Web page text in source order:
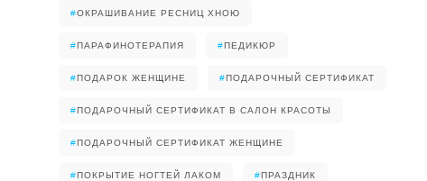
#ОКРАШИВАНИЕ РЕСНИЦ ХНОЮ
#ПАРАФИНОТЕРАПИЯ #ПЕДИКЮР
#ПОДАРОК ЖЕНЩИНЕ #ПОДАРОЧНЫЙ СЕРТИФИКАТ
#ПОДАРОЧНЫЙ СЕРТИФИКАТ В САЛОН КРАСОТЫ
#ПОДАРОЧНЫЙ СЕРТИФИКАТ ЖЕНЩИНЕ
#ПОКРЫТИЕ НОГТЕЙ ЛАКОМ #ПРАЗДНИК